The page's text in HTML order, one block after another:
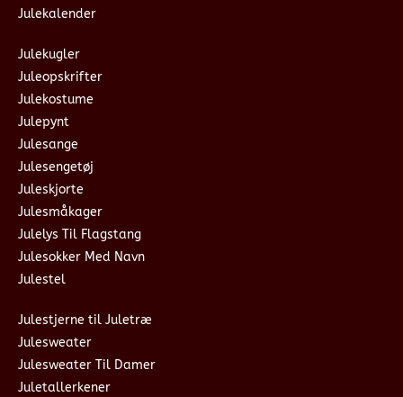
Julekalender
Julekugler
Juleopskrifter
Julekostume
Julepynt
Julesange
Julesengetøj
Juleskjorte
Julesmåkager
Julelys Til Flagstang
Julesokker Med Navn
Julestel
Julestjerne til Juletræ
Julesweater
Julesweater Til Damer
Juletallerkener